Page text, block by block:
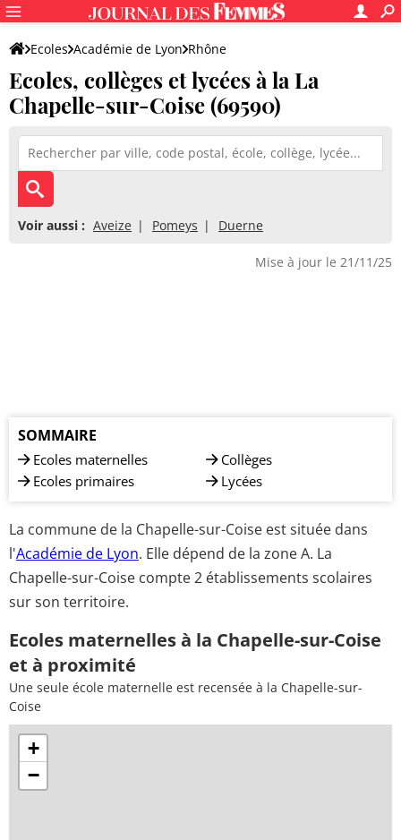
Ecoles Académie de Lyon Rhône
Ecoles, collèges et lycées à la La
Chapelle-sur-Coise (69590)
Voir aussi : Aveize Pomeys Duerne
Mise à jour le 21/11/25
SOMMAIRE
Ecoles maternelles
Ecoles primaires
Collèges
Lycées
La commune de la Chapelle-sur-Coise est située dans
l'Académie de Lyon. Elle dépend de la zone A. La
Chapelle-sur-Coise compte 2 établissements scolaires
sur son territoire.
Ecoles maternelles à la Chapelle-sur-Coise
et à proximité
Une seule école maternelle est recensée à la Chapelle-sur-
Coise
+
−